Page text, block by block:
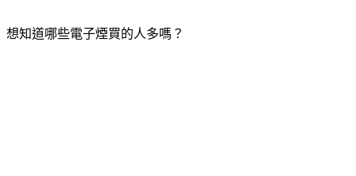
想知道哪些電子煙買的人多嗎？